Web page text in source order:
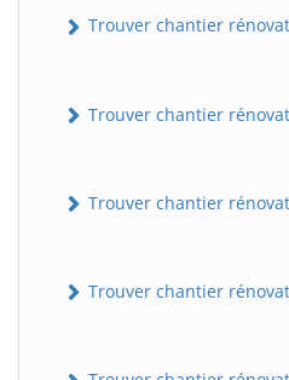
Trouver chantier
Trouver chantier
Trouver chantier
Trouver chantier